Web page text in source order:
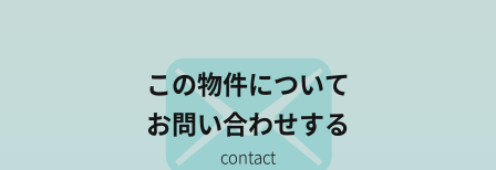
この物件について
お問い合わせする
contact